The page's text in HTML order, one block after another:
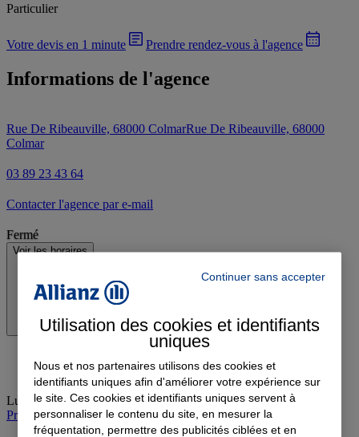
Particulier
Votre devis en 1 minute Prendre rendez-vous à l'agence
Informations de l'agence
Rue De Ribeauville, 68000 ColmarRue De Ribeauville, 68000
Colmar
03 89 23 43 64
Contacter l'agence par e-mail
Fermé
Voir les horaires
Lundi: 14:00-18:00
Prendre rendez-vous à l'agence
Continuer sans accepter
Utilisation des cookies et identifiants
uniques
Nous et nos partenaires utilisons des cookies et
identifiants uniques afin d'améliorer votre expérience sur
le site. Ces cookies et identifiants uniques servent à
personnaliser le contenu du site, en mesurer la
fréquentation, permettre des publicités ciblées et en